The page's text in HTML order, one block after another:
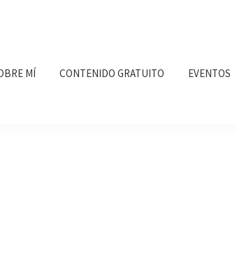
MÍ CONTENIDO GRATUITO EVENTOS